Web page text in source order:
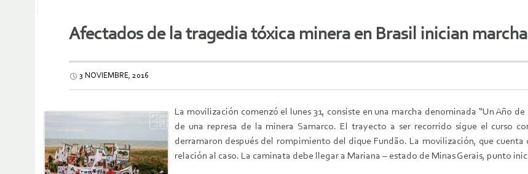
Afectados de la tragedia tóxica minera en Brasil inician
3 NOVIEMBRE, 2016
La movilización comenzó el lunes 31, consiste en una marcha denominada “Un Año
de una represa de la minera Samarco. El trayecto a ser recorrido sigue el curso
derramaron después del rompimiento del dique Fundão. La movilización, que
relación al caso. La caminata debe llegar a Mariana – estado de Minas Gerais, punto